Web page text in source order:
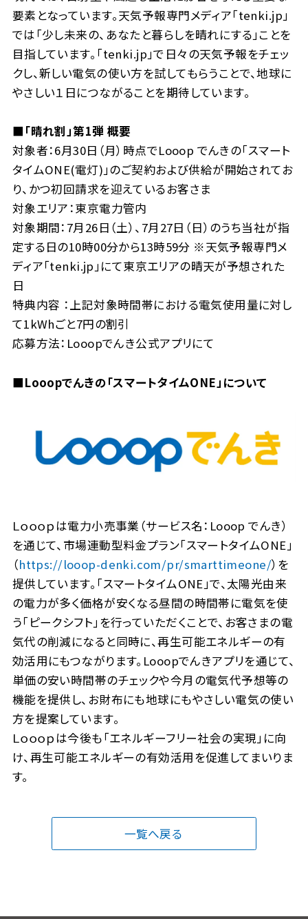
要素となっています。天気予報専門メディア「tenki.jp」
では「少し未来の、あなたと暮らしを晴れにする」ことを
目指しています。「tenki.jp」で日々の天気予報をチェッ
クし、新しい電気の使い方を試してもらうことで、地球に
やさしい１日につながることを期待しています。
■「晴れ割」第1弾 概要
対象者：6月30日（月）時点でLooop でんきの「スマート
タイムONE(電灯)」のご契約および供給が開始されてお
り、かつ初回請求を迎えているお客さま
対象エリア：東京電力管内
対象期間：7月26日（土）、7月27日（日）のうち当社が指
定する日の10時00分から13時59分 ※天気予報専門メ
ディア「tenki.jp」にて東京エリアの晴天が予想された
日
特典内容 ：上記対象時間帯における電気使用量に対し
て1kWhごと7円の割引
応募方法：Looopでんき公式アプリにて
■Looopでんきの「スマートタイムONE」について
Ｌｏｏｏｐは電力小売事業（サービス名：Looop でんき）
を通じて、市場連動型料金プラン「スマートタイムONE」
（https://looop-denki.com/pr/smarttimeone/）を
提供しています。「スマートタイムONE」で、太陽光由来
の電力が多く価格が安くなる昼間の時間帯に電気を使
う「ピークシフト」を行っていただくことで、お客さまの電
気代の削減になると同時に、再生可能エネルギーの有
効活用にもつながります。Looopでんきアプリを通じて、
単価の安い時間帯のチェックや今月の電気代予想等の
機能を提供し、お財布にも地球にもやさしい電気の使い
方を提案しています。
Ｌｏｏｏｐは今後も「エネルギーフリー社会の実現」に向
け、再生可能エネルギーの有効活用を促進してまいりま
す。
一覧へ戻る